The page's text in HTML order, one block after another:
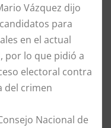
Vázquez dijo
para
en el actual
por lo que pidió a
electoral contra
del crimen
Nacional de